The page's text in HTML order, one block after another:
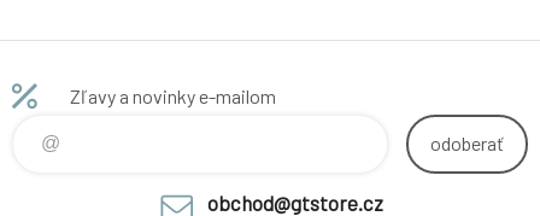
(žlutá/růžová,
červené plexi)
Zľavy a novinky e-mailom
odoberať
obchod@gtstore.cz